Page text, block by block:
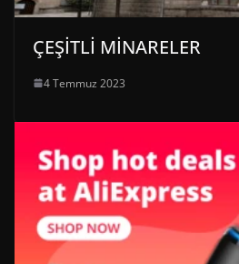
ÇEŞİTLİ MİNARELER
4 Temmuz 2023